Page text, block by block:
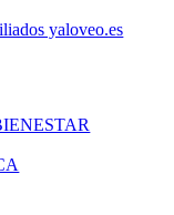
yaloveo.es